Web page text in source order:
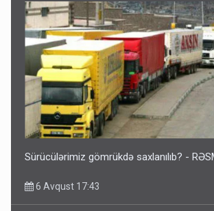
Sürücülərimiz gömrükdə saxlanılıb? -
6 Avqust 17:43